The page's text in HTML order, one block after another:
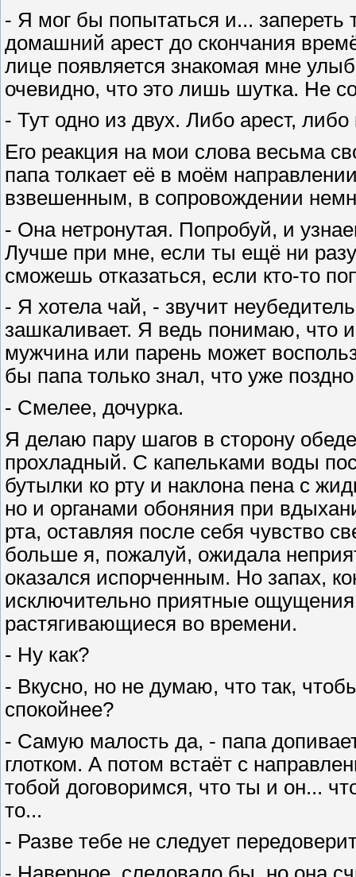
- Я мог бы попытаться и... запереть
домашний арест до скончания
лице появляется знакомая мне
очевидно, что это лишь шутка. Не
- Тут одно из двух. Либо арест,
Его реакция на мои слова весьма
папа толкает её в моём
взвешенным, в сопровождении
- Она нетронутая. Попробуй, и
Лучше при мне, если ты ещё ни
сможешь отказаться, если кто-то
- Я хотела чай, - звучит
зашкаливает. Я ведь понимаю, что
мужчина или парень может
бы папа только знал, что уже
- Смелее, дочурка.
Я делаю пару шагов в сторону
прохладный. С капельками воды
бутылки ко рту и наклона пена с
но и органами обоняния при
рта, оставляя после себя чувство
больше я, пожалуй, ожидала
оказался испорченным. Но запах,
исключительно приятные
растягивающиеся во времени.
- Ну как?
- Вкусно, но не думаю, что так,
спокойнее?
- Самую малость да, - папа
глотком. А потом встаёт с
тобой договоримся, что ты и он...
то...
- Разве тебе не следует